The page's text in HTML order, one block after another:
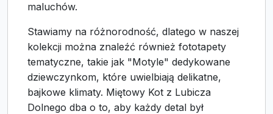
maluchów.
Stawiamy na różnorodność, dlatego w naszej
kolekcji można znaleźć również fototapety
tematyczne, takie jak "Motyle" dedykowane
dziewczynkom, które uwielbiają delikatne,
bajkowe klimaty. Miętowy Kot z Lubicza
Dolnego dba o to, aby każdy detal był